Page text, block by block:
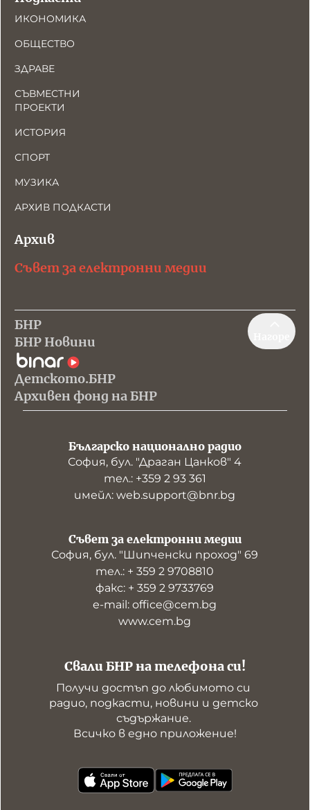
ИКОНОМИКА
ОБЩЕСТВО
ЗДРАВЕ
СЪВМЕСТНИ
ПРОЕКТИ
ИСТОРИЯ
СПОРТ
МУЗИКА
АРХИВ ПОДКАСТИ
Архив
Съвет за електронни медии
БНР
БНР Новини
Детското.БНР
Архивен фонд на БНР
Българско национално радио
София, бул. "Драган Цанков" 4
тел.: +359 2 93 361
имейл: web.support@bnr.bg
Свали БНР на телефона си!
Получи достъп до любимото си
радио, подкасти, новини и детско
съдържание.
Всичко в едно приложение!
Съвет за електронни медии
София, бул. "Шипченски проход" 69
тел.: + 359 2 9708810
факс: + 359 2 9733769
е-mail: office@cem.bg
www.cem.bg